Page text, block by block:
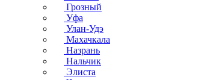
Грозный
Уфа
Улан-Удэ
Махачкала
Назрань
Нальчик
Элиста